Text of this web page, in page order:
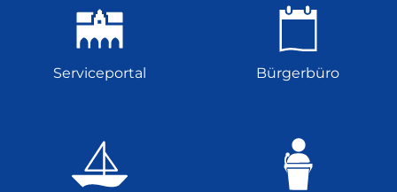
Serviceportal Bürgerbüro